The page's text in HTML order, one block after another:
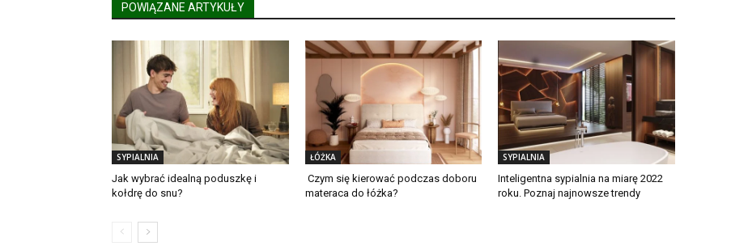
POWIĄZANE ARTYKUŁY
SYPIALNIA
Jak wybrać idealną poduszkę i
kołdrę do snu?
ŁÓŻKA
Czym się kierować podczas doboru
materaca do łóżka?
SYPIALNIA
Inteligentna sypialnia na miarę 2022
roku. Poznaj najnowsze trendy